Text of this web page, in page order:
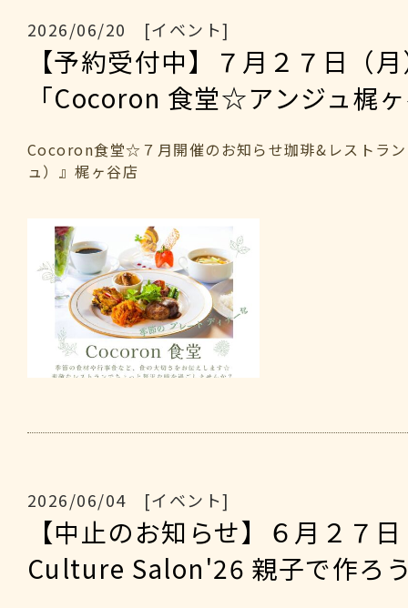
2026/06/20 [イベント]
【予約受付中】７月２７日（
「Cocoron 食堂☆アンジュ梶
Cocoron食堂☆７月開催のお知らせ珈琲&レストラ
ュ）』梶ヶ谷店
2026/06/04 [イベント]
【中止のお知らせ】６月２７
Culture Salon'26 親子で作ろ